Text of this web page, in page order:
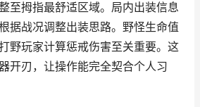
至拇指最舒适区域。局内出装信息
据战况调整出装思路。野怪生命值
野玩家计算惩戒伤害至关重要。这
开刃，让操作能完全契合个人习